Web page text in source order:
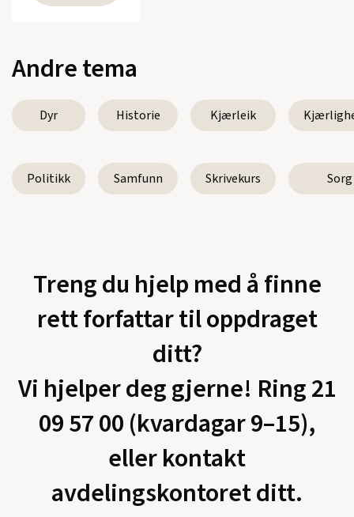
Andre tema
Dyr Historie Kjærleik
Politikk Samfunn Skrivekurs Sorg
Treng du hjelp med å finne
rett forfattar til oppdraget
ditt?
Vi hjelper deg gjerne! Ring 21
09 57 00 (kvardagar 9–15),
eller kontakt
avdelingskontoret ditt.